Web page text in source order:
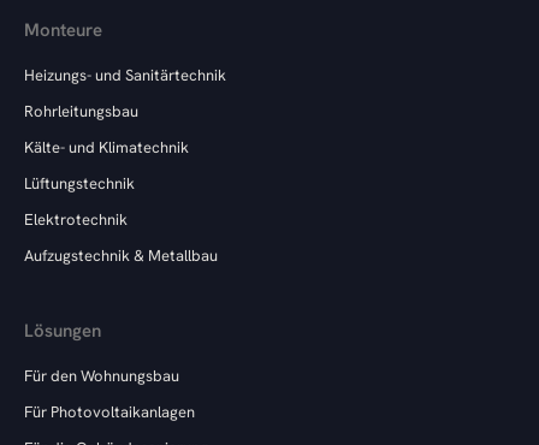
Monteure
Heizungs- und Sanitärtechnik
Rohrleitungsbau
Kälte- und Klimatechnik
Lüftungstechnik
Elektrotechnik
Aufzugstechnik & Metallbau
Lösungen
Für den Wohnungsbau
Für Photovoltaikanlagen